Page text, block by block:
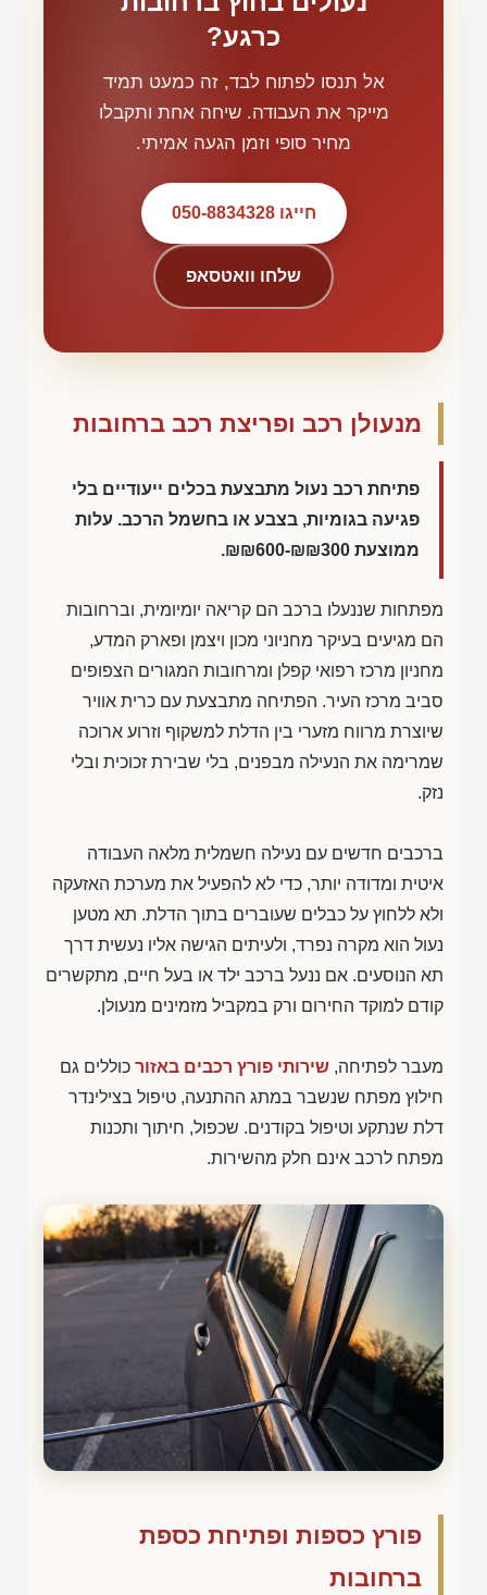
כרגע?
אל תנסו לפתוח לבד, זה כמעט תמיד
מייקר את העבודה. שיחה אחת ותקבלו
מחיר סופי וזמן הגעה אמיתי.
חייגו 050-8834328
שלחו וואטסאפ
מנעולן רכב ופריצת רכב ברחובות
פתיחת רכב נעול מתבצעת בכלים ייעודיים בלי
פגיעה בגומיות, בצבע או בחשמל הרכב. עלות
ממוצעת ₪₪600-₪₪300
.
מפתחות שננעלו ברכב הם קריאה יומיומית, וברחובות
הם מגיעים בעיקר מחניוני מכון ויצמן ופארק המדע,
מחניון מרכז רפואי קפלן ומרחובות המגורים הצפופים
סביב מרכז העיר. הפתיחה מתבצעת עם כרית אוויר
שיוצרת מרווח מזערי בין הדלת למשקוף וזרוע ארוכה
שמרימה את הנעילה מבפנים, בלי שבירת זכוכית ובלי
נזק.
ברכבים חדשים עם נעילה חשמלית מלאה העבודה
איטית ומדודה יותר, כדי לא להפעיל את מערכת האזעקה
ולא ללחוץ על כבלים שעוברים בתוך הדלת. תא מטען
נעול הוא מקרה נפרד, ולעיתים הגישה אליו נעשית דרך
תא הנוסעים. אם ננעל ברכב ילד או בעל חיים, מתקשרים
קודם למוקד החירום ורק במקביל מזמינים מנעולן.
מעבר לפתיחה, שירותי פורץ רכבים באזור כוללים גם
חילוץ מפתח שנשבר במתג ההתנעה, טיפול בצילינדר
דלת שנתקע וטיפול בקודנים. שכפול, חיתוך ותכנות
מפתח לרכב אינם חלק מהשירות.
פורץ כספות ופתיחת כספת
ברחובות